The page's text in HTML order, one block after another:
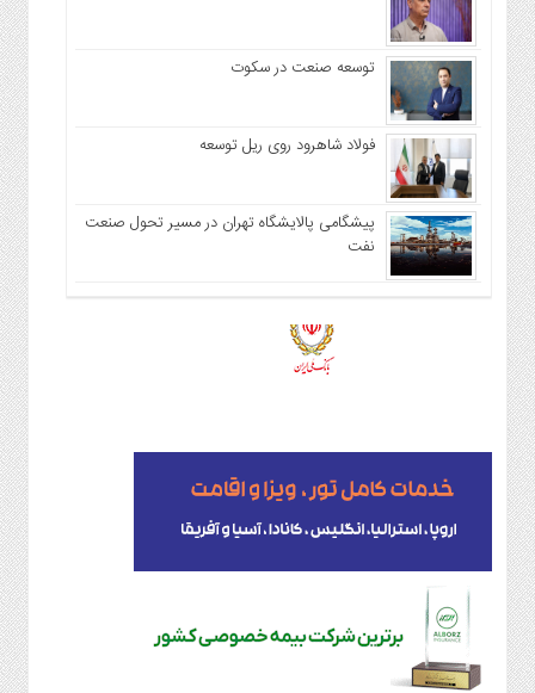
توسعه صنعت در سکوت
فولاد شاهرود روی ریل توسعه
پیشگامی پالایشگاه تهران در مسیر تحول صنعت
نفت